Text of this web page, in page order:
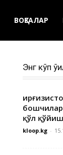
ВОҚЕАЛАР
Энг кўп
қўл
kloop.kg -